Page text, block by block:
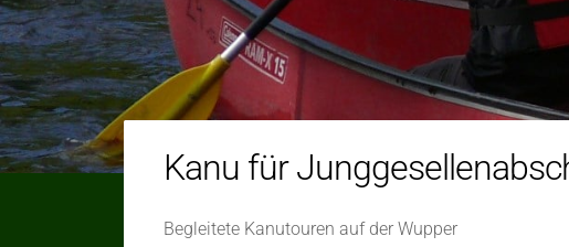
Kanu für
Begleitete Kanutouren auf der Wupper